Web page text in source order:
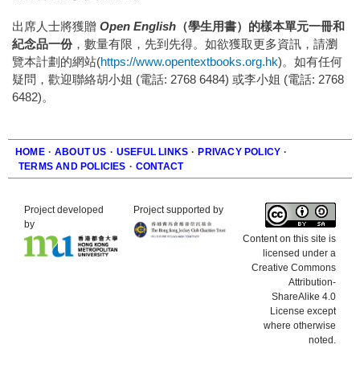
出席人士將獲贈 Open English （學生用書）的樣本單元一冊和
紀念品一份，數量有限，先到先得。如欲獲取更多資訊，請瀏
覽本計劃的網站(https://www.opentextbooks.org.hk)。如有任何
疑問，歡迎聯絡胡小姐 (電話: 2768 6484) 或李小姐 (電話: 2768
6482)。
Footer
HOME · ABOUT US · USEFUL LINKS · PRIVACY POLICY ·
TERMS AND POLICIES · CONTACT
Project developed
by
Project supported by
Content on this site is
licensed under a
Creative Commons
Attribution-
ShareAlike 4.0
License except
where otherwise
noted.